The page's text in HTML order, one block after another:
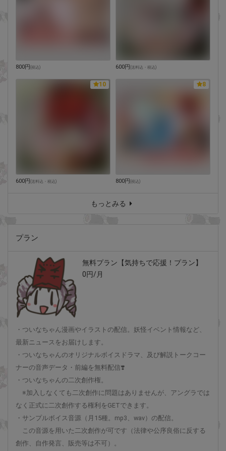
800円(税込) 600円(送料込・税込)
10
600円(送料込・税込)
8
800円(税込)
もっとみる
プラン
無料プラン【気持ちで応援！プラン】
0円/月
・ついなちゃん漫画やイラストの配信。妖怪イベント情報など、
最新ニュースをお届けします。
・ついなちゃんのオリジナルボイスドラマ、及び解説トークコー
ナーの音声データ・前編を無料配信❣️
・ついなちゃんの二次創作権。
※加入しなくても二次創作に問題はありませんが、アングラでは
なく正式に二次創作する権利をGETできます。
・サンプルボイス音源（月15種。mp3、wav）の配信。
この音源を用いた二次創作が可です（法律や公序良俗に反する
創作、自作発言、販売等は不可）。